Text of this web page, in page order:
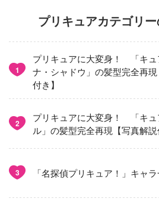
プリキュアカテゴリ
1
プリキュアに大変身！ 「キュ
ナ・シャドウ」の髪型完全再
付き】
2
プリキュアに大変身！ 「キュ
ル」の髪型完全再現【写真解説
3 「名探偵プリキュア！」キャ